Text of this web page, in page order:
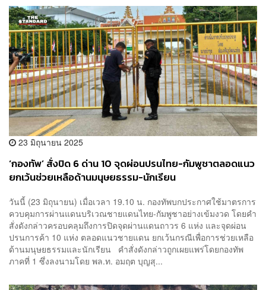
23 มิถุนายน 2025
‘กองทัพ’ สั่งปิด 6 ด่าน 10 จุดผ่อนปรนไทย-กัมพูชาตลอดแนว
ยกเว้นช่วยเหลือด้านมนุษยธรรม-นักเรียน
วันนี้ (23 มิถุนายน) เมื่อเวลา 19.10 น. กองทัพบกประกาศใช้มาตรการ
ควบคุมการผ่านแดนบริเวณชายแดนไทย-กัมพูชาอย่างเข้มงวด โดยคำ
สั่งดังกล่าวครอบคลุมถึงการปิดจุดผ่านแดนถาวร 6 แห่ง และจุดผ่อน
ปรนการค้า 10 แห่ง ตลอดแนวชายแดน ยกเว้นกรณีเพื่อการช่วยเหลือ
ด้านมนุษยธรรมและนักเรียน คำสั่งดังกล่าวถูกเผยแพร่โดยกองทัพ
ภาคที่ 1 ซึ่งลงนามโดย พล.ท. อมฤต บุญสุ...